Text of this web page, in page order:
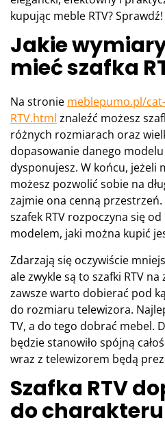
kupując meble RTV? Sprawdź!
Jakie
mieć szafka
Na stronie meblepumo.pl/
RTV.html znaleźć możesz
różnych rozmiarach oraz
dopasowanie danego
dysponujesz. W końcu, jeżeli
możesz pozwolić sobie na
zajmie ona cenną
szafek RTV rozpoczyna się
modelem, jaki można kupić
Zdarzają się oczywiście
ale zwykle są to szafki RTV
zawsze warto dobierać pod
do rozmiaru telewizora.
TV, a do tego dobrać mebel.
będzie stanowiło spójną
wraz z telewizorem będą
Szafka RTV
do